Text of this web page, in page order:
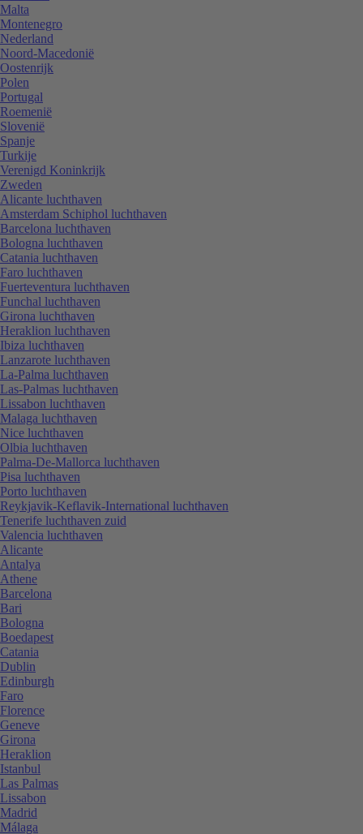
Malta
Montenegro
Nederland
Noord-Macedonië
Oostenrijk
Polen
Portugal
Roemenië
Slovenië
Spanje
Turkije
Verenigd Koninkrijk
Zweden
Alicante luchthaven
Amsterdam Schiphol luchthaven
Barcelona luchthaven
Bologna luchthaven
Catania luchthaven
Faro luchthaven
Fuerteventura luchthaven
Funchal luchthaven
Girona luchthaven
Heraklion luchthaven
Ibiza luchthaven
Lanzarote luchthaven
La-Palma luchthaven
Las-Palmas luchthaven
Lissabon luchthaven
Malaga luchthaven
Nice luchthaven
Olbia luchthaven
Palma-De-Mallorca luchthaven
Pisa luchthaven
Porto luchthaven
Reykjavik-Keflavik-International luchthaven
Tenerife luchthaven zuid
Valencia luchthaven
Alicante
Antalya
Athene
Barcelona
Bari
Bologna
Boedapest
Catania
Dublin
Edinburgh
Faro
Florence
Geneve
Girona
Heraklion
Istanbul
Las Palmas
Lissabon
Madrid
Málaga